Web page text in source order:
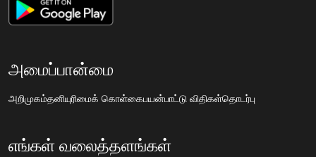
அமைப்பான்மை
அறிமுகம்தனியுரிமைக் கொள்கைபயன்பாட்டு விதிகள்தொடர்பு
எங்கள் வலைத்தளங்கள்